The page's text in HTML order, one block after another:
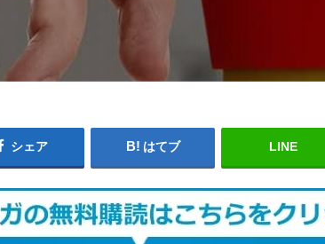
シェア はてブ LINE